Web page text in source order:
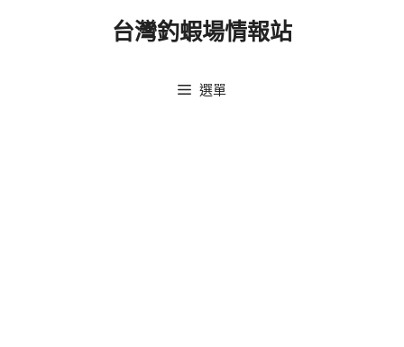
台灣釣蝦場情報站
選單